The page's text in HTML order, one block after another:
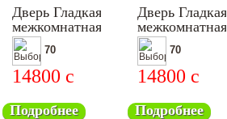
Дверь Гладкая
межкомнатная
70
14800 c
Подробнее
Дверь Гладкая
межкомнатная
70
14800 c
Подробнее